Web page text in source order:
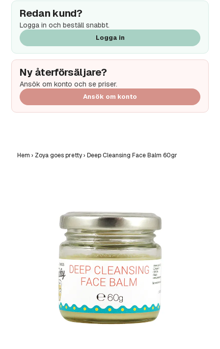
Redan kund?
Logga in och beställ snabbt.
Logga in
Ny återförsäljare?
Ansök om konto och se priser.
Ansök om konto
Hem › Zoya goes pretty› Deep Cleansing Face Balm 60gr